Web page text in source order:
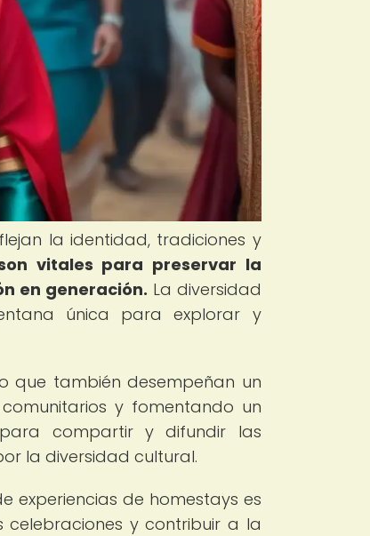
la identidad, tradiciones y
vitales para preservar la
en generación. La diversidad
única para explorar y
que también desempeñan un
y fomentando un
compartir y difundir las
la diversidad cultural.
experiencias de homestays es
y contribuir a la